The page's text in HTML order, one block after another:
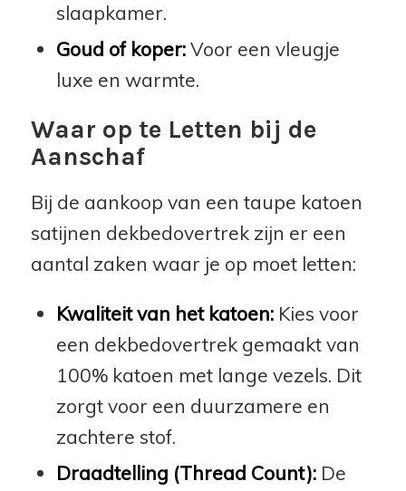
slaapkamer.
Goud of koper:Voor een vleugje
luxe en warmte.
Waar op te Letten bij de
Aanschaf
Bij de aankoop van een taupe katoen
satijnen dekbedovertrek zijn er een
aantal zaken waar je op moet letten:
Kwaliteit van het katoen:Kies voor
een dekbedovertrek gemaakt van
100% katoen met lange vezels. Dit
zorgt voor een duurzamere en
zachtere stof.
Draadtelling (Thread Count):De